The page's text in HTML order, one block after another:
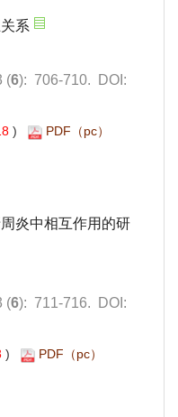
): 706-710. DOI:
)
): 711-716. DOI:
)